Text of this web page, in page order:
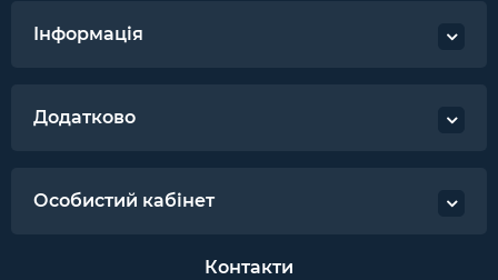
Інформація
Додатково
Особистий кабінет
Контакти